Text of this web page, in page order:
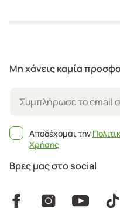
Μη χάνεις καμία
Αποδέχομαι την
Χρήσης
Βρες μας στο social